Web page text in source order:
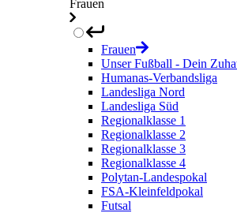
Frauen
Frauen
Unser Fußball - Dein
Humanas-Verbandsliga
Landesliga Nord
Landesliga Süd
Regionalklasse 1
Regionalklasse 2
Regionalklasse 3
Regionalklasse 4
Polytan-Landespokal
FSA-Kleinfeldpokal
Futsal